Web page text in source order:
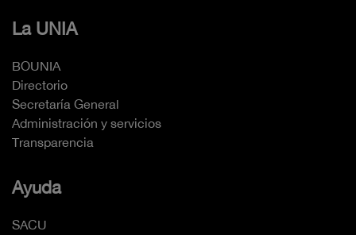
La UNIA
BOUNIA
Directorio
Secretaría General
Administración y servicios
Transparencia
Ayuda
SACU